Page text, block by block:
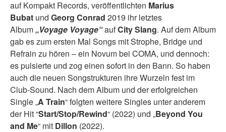
auf Kompakt Records, veröffentlichten Marius
Bubat und Georg Conrad 2019 ihr letztes
Album„Voyage Voyage“aufCity Slang. Auf dem Album
gab es zum ersten Mal Songs mit Strophe, Bridge und
Refrain zu hören – ein Novum bei COMA, und dennoch:
es pulsierte und zog einen sofort in den Bann. So haben
auch die neuen Songstrukturen ihre Wurzeln fest im
Club-Sound. Nach dem Album und der erfolgreichen
Single „A Train“ folgten weitere Singles unter anderem
der Hit “Start/Stop/Rewind“ (2022) und „Beyond You
and Me“ mit Dillon (2022).